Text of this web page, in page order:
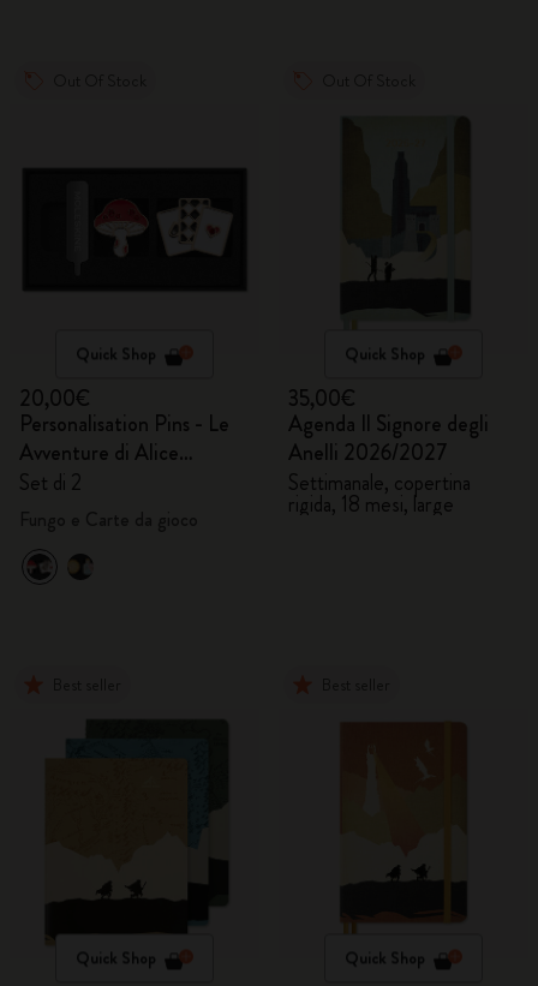
Quick Shop
20,00€
Personalisation Pins - Le
Avventure di Alice
nel Paese delle Meraviglie
Set di 2
Quick Shop
35,00€
Agenda Il Signore degli
Anelli 2026/2027
Settimanale, copertina
rigida, 18 mesi, large
Quick Shop Quick Shop